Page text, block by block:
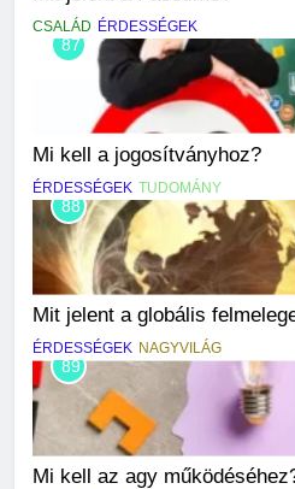
CSALÁD ÉRDESSÉGEK
87
Mi kell a jogosítványhoz?
ÉRDESSÉGEK TUDOMÁNY
88
Mit jelent a globális
ÉRDESSÉGEK NAGYVILÁG
89
Mi kell az agy